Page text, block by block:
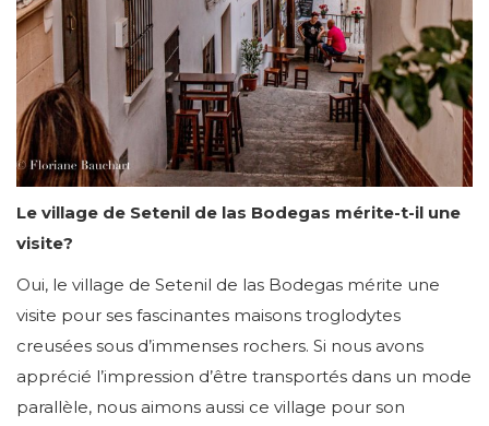
Le village de Setenil de las Bodegas mérite-t-il une
visite?
Oui, le village de Setenil de las Bodegas mérite une
visite pour ses fascinantes maisons troglodytes
creusées sous d’immenses rochers. Si nous avons
apprécié l’impression d’être transportés dans un mode
parallèle, nous aimons aussi ce village pour son